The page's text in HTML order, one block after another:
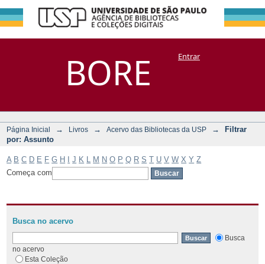
BORE
Filtrar por:
Assunto
DSpace/Manakin + CoriscoEntrar
Página Inicial → Livros → Acervo das Bibliotecas da USP →
Filtrar
por: Assunto
A B C D E F G H J K M N O P Q R S T U V W X Y Z
Começa com
Busca no acervo
Busca
no acervo
Esta Coleção